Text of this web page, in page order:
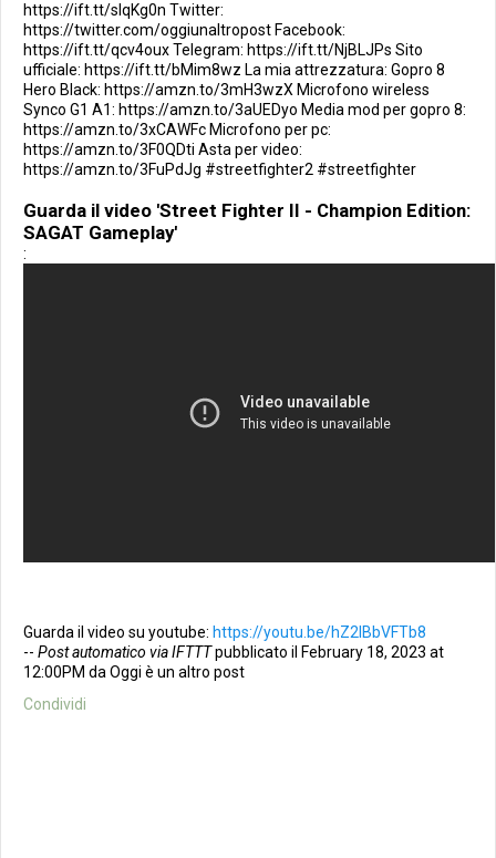
https://ift.tt/sIqKg0n Twitter:
https://twitter.com/oggiunaltropost Facebook:
https://ift.tt/qcv4oux Telegram: https://ift.tt/NjBLJPs Sito
ufficiale: https://ift.tt/bMim8wz La mia attrezzatura: Gopro 8
Hero Black: https://amzn.to/3mH3wzX Microfono wireless
Synco G1 A1: https://amzn.to/3aUEDyo Media mod per gopro 8:
https://amzn.to/3xCAWFc Microfono per pc:
https://amzn.to/3F0QDti Asta per video:
https://amzn.to/3FuPdJg #streetfighter2 #streetfighter
Guarda il video 'Street Fighter II - Champion Edition:
SAGAT Gameplay'
:
Guarda il video su youtube: https://youtu.be/hZ2lBbVFTb8
-- Post automatico via IFTTTpubblicato il February 18, 2023 at
12:00PM da Oggi è un altro post
Condividi